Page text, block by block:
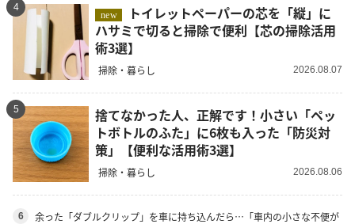
4
new
ハサミで切ると掃除で便利【芯の掃除活用
術3選】
掃除・暮らし 2026.08.07
5
捨てなかった人、正解です！小さい「ペッ
トボトルのふた」に6枚も入った「防災対
策」【便利な活用術3選】
掃除・暮らし 2026.08.06
6
余った「ダブルクリップ」を車に持ち込んだら…「車内の小さな不便が